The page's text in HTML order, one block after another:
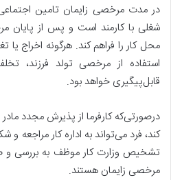
در مدت مرخصی زایمان تامین
شغلی با کارمند است و پس از پایان
محل کار را فراهم کند. هرگونه اخراج
استفاده از مرخصی تولد فرزند،
قابل‌پیگیری خواهد بود.
در‌صورتی‌که کارفرما از پذیرش مجدد
کند، فرد می‌تواند به اداره کار
تشخیص وزارت کار موظف به بررسی و
مرخصی زایمان هستند.